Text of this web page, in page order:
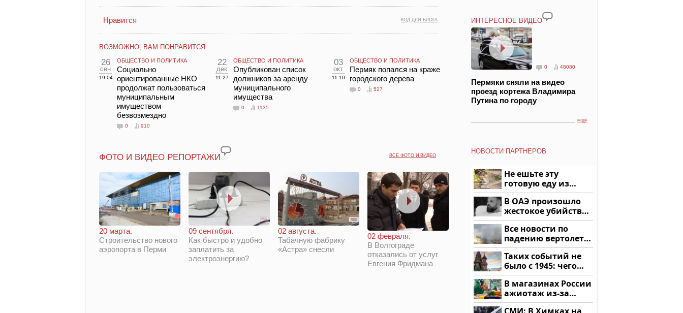
КОД ДЛЯ БЛОГА
Нравится
ВОЗМОЖНО, ВАМ ПОНРАВИТСЯ
26
сен
19:04
ОБЩЕСТВО И ПОЛИТИКА
Социально
ориентированные НКО
продолжат пользоваться
муниципальным
имуществом
безвозмездно
0 910
22
дек
11:27
ОБЩЕСТВО И ПОЛИТИКА
Опубликован список
должников за аренду
муниципального
имущества
0 1135
03
окт
11:10
ОБЩЕСТВО И ПОЛИТИКА
Пермяк попался на краже
городского дерева
0 527
ВСЕ ФОТО И ВИДЕО
ФОТО И ВИДЕО РЕПОРТАЖИ
20 марта.
Строительство нового
аэропорта в Перми
09 сентября.
Как быстро и удобно
заплатить за
электроэнергию?
02 августа.
Табачную фабрику
«Астра» снесли
02 февраля.
В Волгограде
отказались от услуг
Евгения Фридмана
ИНТЕРЕСНОЕ ВИДЕО
0 48080
Пермяки сняли на видео
проезд кортежа Владимира
Путина по городу
ЕЩЁ
НОВОСТИ ПАРТНЕРОВ
Не ешьте эту
готовую еду из
магазина: список
В ОАЭ произошло
жестокое убийство
криптомиллионера
Все новости по
падению вертолета
на Кавказе: читать
здесь
Таких событий не
было с 1945: чего
ждать всем нам?
В магазинах России
ажиотаж из-за
этого продукта: что
СМИ: В Химках на